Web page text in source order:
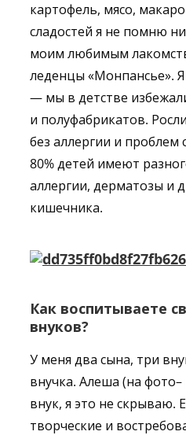
картофель, мясо,
сладостей я не помню
моим любимым
леденцы «Монпансье».
— мы в детстве
и полуфабрикатов.
без аллергии и проблем
80% детей имеют
аллергии, дерматозы и
кишечника.
Как воспитываете
внуков?
У меня два сына, три
внучка. Алеша (на
внук, я это не
творческие и